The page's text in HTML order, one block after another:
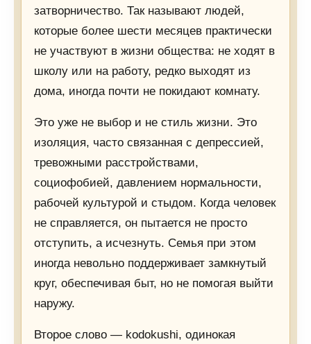
затворничество. Так называют людей,
которые более шести месяцев практически
не участвуют в жизни общества: не ходят в
школу или на работу, редко выходят из
дома, иногда почти не покидают комнату.
Это уже не выбор и не стиль жизни. Это
изоляция, часто связанная с депрессией,
тревожными расстройствами,
социофобией, давлением нормальности,
рабочей культурой и стыдом. Когда человек
не справляется, он пытается не просто
отступить, а исчезнуть. Семья при этом
иногда невольно поддерживает замкнутый
круг, обеспечивая быт, но не помогая выйти
наружу.
Второе слово — kodokushi, одинокая